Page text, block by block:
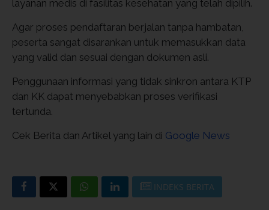
layanan medis di fasilitas kesehatan yang telah dipilih.
Agar proses pendaftaran berjalan tanpa hambatan,
peserta sangat disarankan untuk memasukkan data
yang valid dan sesuai dengan dokumen asli.
Penggunaan informasi yang tidak sinkron antara KTP
dan KK dapat menyebabkan proses verifikasi
tertunda.
Cek Berita dan Artikel yang lain di Google News
INDEKS BERITA